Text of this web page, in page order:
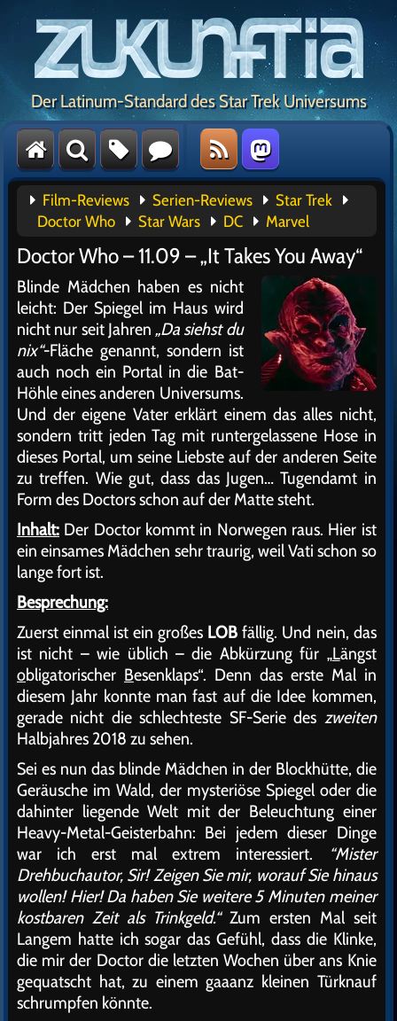
Der Latinum-Standard des Star Trek Universums
Film-Reviews Serien-Reviews
Star Trek
Doctor Who
Star Wars DC Marvel
Doctor Who – 11.09 – „It Takes You Away“
Blinde Mädchen haben es nicht
leicht: Der Spiegel im Haus wird
nicht nur seit Jahren„Da siehst du
nix“-Fläche genannt, sondern ist
auch noch ein Portal in die Bat-
Höhle eines anderen Universums.
Und der eigene Vater erklärt einem das alles nicht,
sondern tritt jeden Tag mit runtergelassene Hose in
dieses Portal, um seine Liebste auf der anderen Seite
zu treffen. Wie gut, dass das Jugen… Tugendamt in
Form des Doctors schon auf der Matte steht.
Inhalt: Der Doctor kommt in Norwegen raus. Hier ist
ein einsames Mädchen sehr traurig, weil Vati schon so
lange fort ist.
Besprechung:
Zuerst einmal ist ein großes LOB fällig. Und nein, das
ist nicht – wie üblich – die Abkürzung für „Längst
obligatorischer Besenklaps“. Denn das erste Mal in
diesem Jahr konnte man fast auf die Idee kommen,
gerade nicht die schlechteste SF-Serie des zweiten
Halbjahres 2018 zu sehen.
Sei es nun das blinde Mädchen in der Blockhütte, die
Geräusche im Wald, der mysteriöse Spiegel oder die
dahinter liegende Welt mit der Beleuchtung einer
Heavy-Metal-Geisterbahn: Bei jedem dieser Dinge
war ich erst mal extrem interessiert.
“Mister
Drehbuchautor, Sir! Zeigen Sie mir, worauf Sie hinaus
wollen! Hier! Da haben Sie weitere 5 Minuten meiner
kostbaren Zeit als Trinkgeld.“Zum ersten Mal seit
Langem hatte ich sogar das Gefühl, dass die Klinke,
die mir der Doctor die letzten Wochen über ans Knie
gequatscht hat, zu einem gaaanz kleinen Türknauf
schrumpfen könnte.